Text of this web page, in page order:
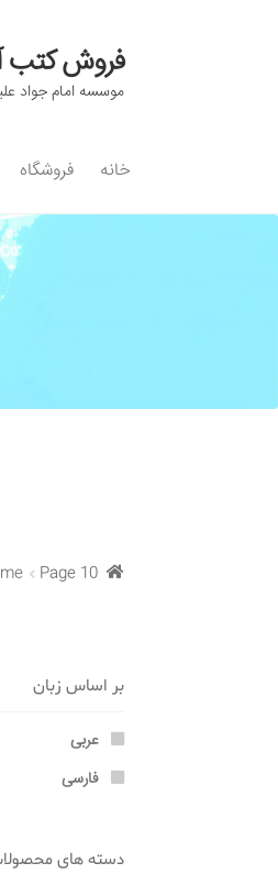
Skip
to
Skip
to
فروش کتب
موسسه امام جواد
خانه فروشگاه
ثبت
Page 10
بر اساس زبان
عربی
فارسی
دسته های